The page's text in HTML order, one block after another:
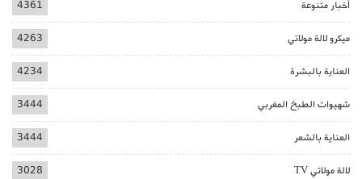
أخبار متنوعة 4361
ميكرو لالة مولاتي 4263
العناية بالبشرة 4234
شهيوات الطبخ المغربي 3444
العناية بالشعر 3444
لالة مولاتي TV 3028